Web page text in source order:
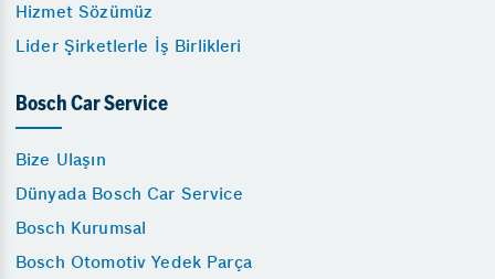
Hizmet Sözümüz
Lider Şirketlerle İş Birlikleri
Bosch Car Service
Bize Ulaşın
Dünyada Bosch Car Service
Bosch Kurumsal
Bosch Otomotiv Yedek Parça